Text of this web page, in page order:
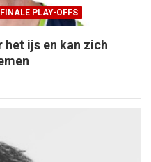
PLAY-OFFS
ijs en kan zich